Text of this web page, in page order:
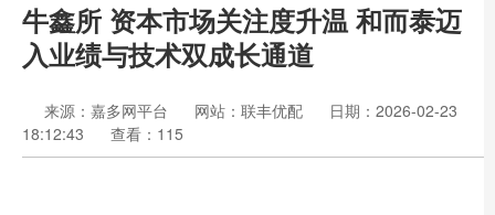
牛鑫所 资本市场关注度升温 和而泰迈
入业绩与技术双成长通道
来源：嘉多网平台 网站：联丰优配
日期：2026-02-23
18:12:43
查看：115